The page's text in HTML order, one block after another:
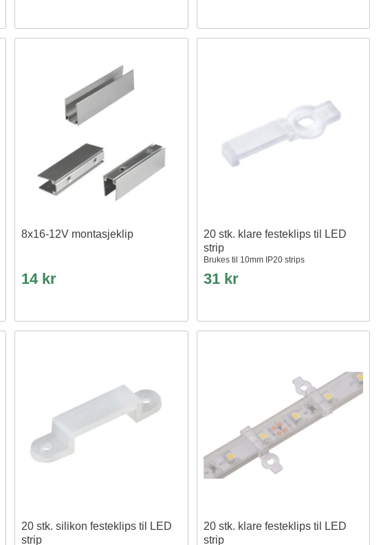
8x16-12V montasjeklip
14 kr
20 stk. klare festeklips til LED
strip
Brukes til 10mm IP20 strips
31 kr
20 stk. silikon festeklips til LED
strip
20 stk. klare festeklips til LED
strip